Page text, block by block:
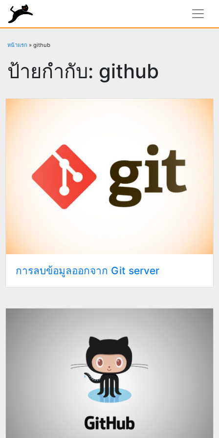
หน้าแรก » github
ป้ายกำกับ: github
การลบข้อมูลออกจาก Git server